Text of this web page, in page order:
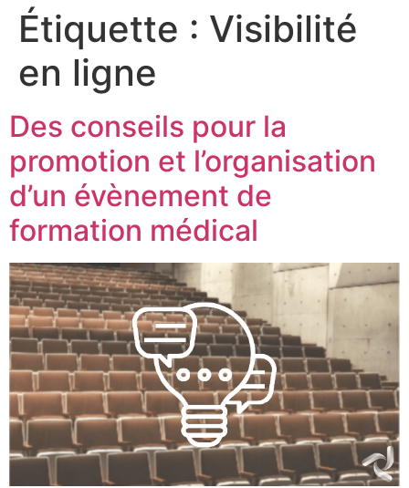
Étiquette : Visibilité
en ligne
Des conseils pour la
promotion et l’organisation
d’un évènement de
formation médical